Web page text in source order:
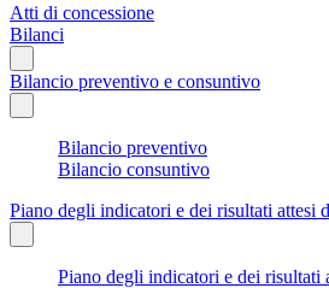
Atti di concessione
Bilanci
Bilancio preventivo e consuntivo
Bilancio preventivo
Bilancio consuntivo
Piano degli indicatori e dei risultati attesi
Piano degli indicatori e dei risultati